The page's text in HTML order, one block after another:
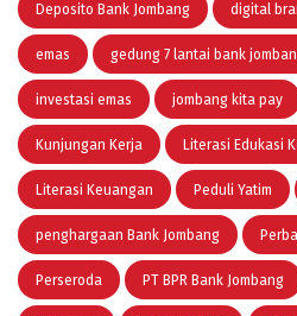
Deposito Bank Jombang digital
emas gedung 7 lantai bank
investasi emas jombang kita pay
Kunjungan Kerja Literasi Edukasi
Literasi Keuangan Peduli Yatim
penghargaan Bank Jombang
Perseroda PT BPR Bank Jombang